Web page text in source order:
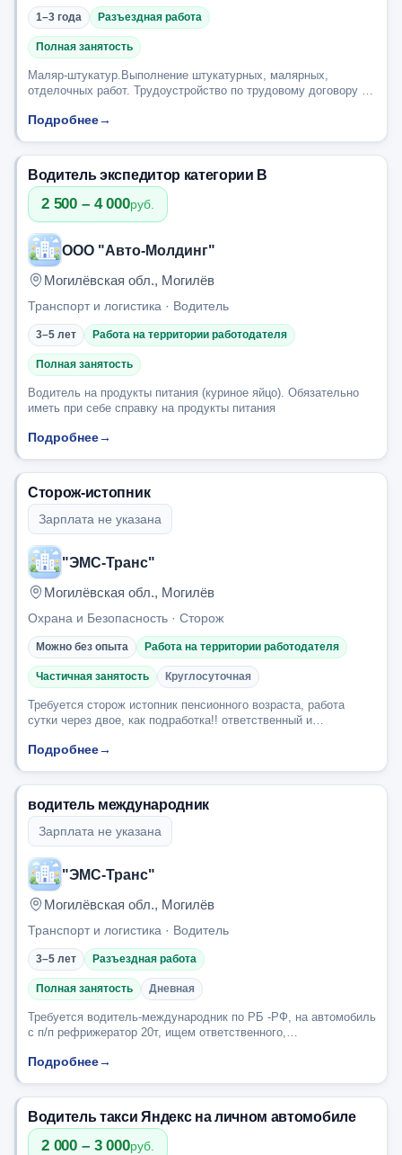
1–3 года Разъездная работа
Полная занятость
Маляр-штукатур.Выполнение штукатурных, малярных,
отделочных работ. Трудоустройство по трудовому договору на
работы(командировки, Могилевская область).
Подробнее→
Водитель экспедитор категории В
2 500 – 4 000руб.
ООО "Авто-Молдинг"
Могилёвская обл., Могилёв
Транспорт и логистика · Водитель
3–5 лет Работа на территории работодателя
Полная занятость
Водитель на продукты питания (куриное яйцо). Обязательно
иметь при себе справку на продукты питания
Подробнее→
Сторож-истопник
Зарплата не указана
"ЭМС-Транс"
Могилёвская обл., Могилёв
Охрана и Безопасность · Сторож
Можно без опыта Работа на территории работодателя
Частичная занятость Круглосуточная
Требуется сторож истопник пенсионного возраста, работа
сутки через двое, как подработка!! ответственный и
обязанности входит следить на территорией, к...
Подробнее→
водитель международник
Зарплата не указана
"ЭМС-Транс"
Могилёвская обл., Могилёв
Транспорт и логистика · Водитель
3–5 лет Разъездная работа
Полная занятость Дневная
Требуется водитель-международник по РБ -РФ, на автомобиль
с п/п рефрижератор 20т, ищем ответственного,
в логистической сфере, офиц. оформление,...
Подробнее→
Водитель такси Яндекс на личном автомобиле
2 000 – 3 000руб.